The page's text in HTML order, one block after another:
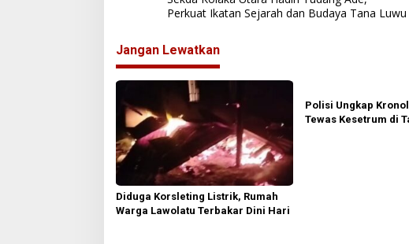
a
i
g
a
s
i
p
o
s
Perkuat Ikatan Sejarah dan Budaya Tana Luwu
Jangan Lewatkan
Diduga Korsleting Listrik, Rumah
Warga Lawolatu Terbakar Dini Hari
Polisi Ungkap
Tewas Kesetrum di